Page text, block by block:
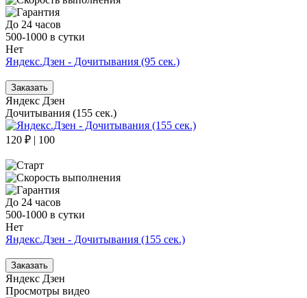
До 24 часов
500-1000 в сутки
Нет
Яндекс.Дзен - Дочитывания (95 сек.)
Заказать
Яндекс Дзен
Дочитывания (155 сек.)
120 ₽ | 100
До 24 часов
500-1000 в сутки
Нет
Яндекс.Дзен - Дочитывания (155 сек.)
Заказать
Яндекс Дзен
Просмотры видео